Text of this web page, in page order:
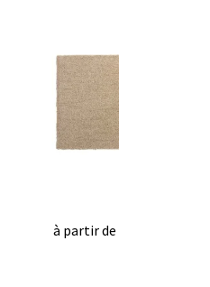
à partir de